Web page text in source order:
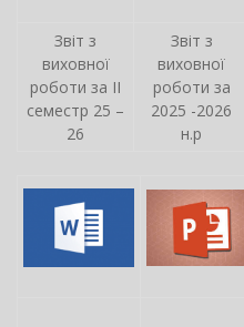
Звіт з
виховної
роботи за ІІ
семестр 25 –
26
Звіт з
виховної
роботи за
2025 -2026
н.р